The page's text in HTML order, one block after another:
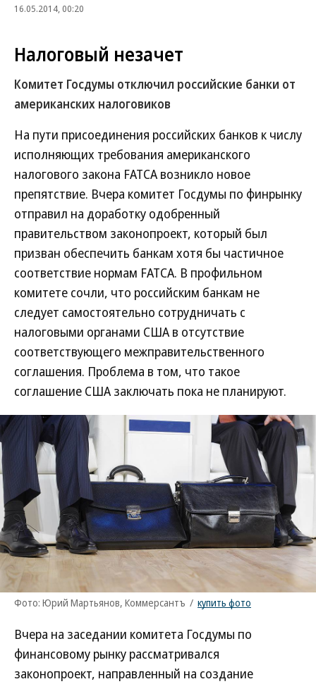
16.05.2014, 00:20
Налоговый незачет
Комитет Госдумы отключил российские банки от
американских налоговиков
На пути присоединения российских банков к числу
исполняющих требования американского
налогового закона FATCA возникло новое
препятствие. Вчера комитет Госдумы по финрынку
отправил на доработку одобренный
правительством законопроект, который был
призван обеспечить банкам хотя бы частичное
соответствие нормам FATCA. В профильном
комитете сочли, что российским банкам не
следует самостоятельно сотрудничать с
налоговыми органами США в отсутствие
соответствующего межправительственного
соглашения. Проблема в том, что такое
соглашение США заключать пока не планируют.
Фото: Юрий Мартьянов, Коммерсантъ / купить фото
Вчера на заседании комитета Госдумы по
финансовому рынку рассматривался
законопроект, направленный на создание